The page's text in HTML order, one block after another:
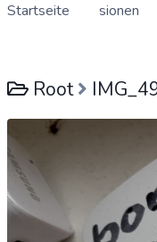
Startseite
sionen
Root